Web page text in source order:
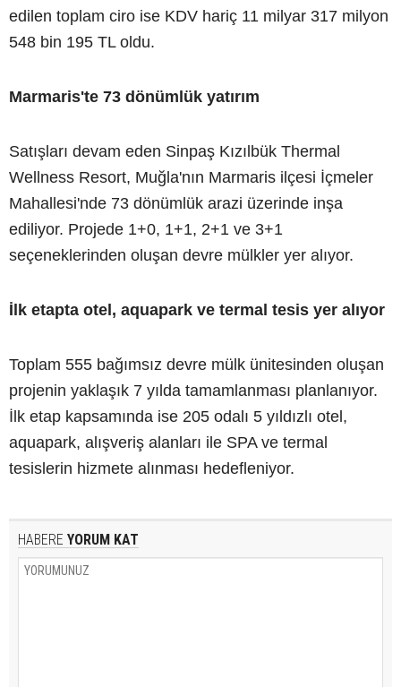
edilen toplam ciro ise KDV hariç 11 milyar 317 milyon
548 bin 195 TL oldu.
Marmaris'te 73 dönümlük yatırım
Satışları devam eden Sinpaş Kızılbük Thermal
Wellness Resort, Muğla'nın Marmaris ilçesi İçmeler
Mahallesi'nde 73 dönümlük arazi üzerinde inşa
ediliyor. Projede 1+0, 1+1, 2+1 ve 3+1
seçeneklerinden oluşan devre mülkler yer alıyor.
İlk etapta otel, aquapark ve termal tesis yer alıyor
Toplam 555 bağımsız devre mülk ünitesinden oluşan
projenin yaklaşık 7 yılda tamamlanması planlanıyor.
İlk etap kapsamında ise 205 odalı 5 yıldızlı otel,
aquapark, alışveriş alanları ile SPA ve termal
tesislerin hizmete alınması hedefleniyor.
HABERE YORUM KAT